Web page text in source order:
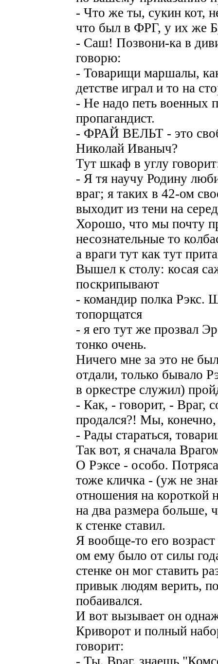
- Что же ты, сукин кот,
что был в ФРГ, у их же
- Саш! Позвони-ка в
говорю:
- Товарищи маршалы,
детстве играл и то на
- Не надо петь военных
пропагандист.
- ФРАЙ ВЕЛЬТ - это
Николай Иваныч?
Тут шкаф в углу
- Я тя научу Родину
враг; я таких в 42-ом
выходит из тени на
Хорошо, что мы почту
несознательные то
а враги тут как тут
Вышел к столу: косая
поскрипывают
- командир полка Рэкс.
топорщатся
- я его тут же прозвал
тонко очень.
Ничего мне за это не
отдали, только бывало
в оркестре служил)
- Как, - говорит, - Враг,
продался?! Мы,
- Рады стараться,
Так вот, я сначала
О Рэксе - особо.
тоже кличка - (уж не
отношения на короткой
на два размера больше,
к стенке ставил.
Я вообще-то его
ом ему было от силы
стенке он мог ставить
привык людям верить,
побаивался.
И вот вызывает он
Криворот и полный
говорит:
- Ты, Враг, знаешь